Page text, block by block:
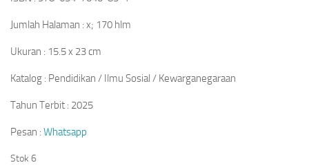
Jumlah Halaman : x; 170 hlm
Ukuran : 15.5 x 23 cm
Katalog : Pendidikan / Ilmu Sosial / Kewarganegaraan
Tahun Terbit : 2025
Pesan : Whatsapp
Stok 6